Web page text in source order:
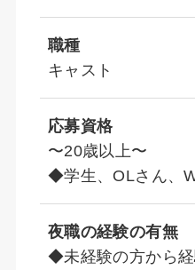
職種
キャスト
応募資格
〜20歳以上〜
◆学生、OLさん、
夜職の経験の有無
◆未経験の方から経